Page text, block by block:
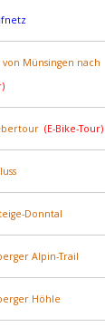
von Münsingen nach
(E-Bike-Tour)
Donntal
Alpin-Trail
Höhle